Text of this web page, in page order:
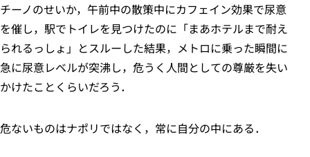
チーノのせいか，午前中の散策中にカフェイン効果で尿意
を催し，駅でトイレを見つけたのに「まあホテルまで耐え
られるっしょ」とスルーした結果，メトロに乗った瞬間に
急に尿意レベルが突沸し，危うく人間としての尊厳を失い
かけたことくらいだろう．
危ないものはナポリではなく，常に自分の中にある．